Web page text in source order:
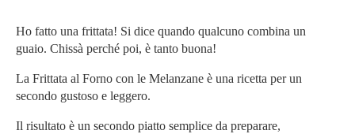
Ho fatto una frittata! Si dice quando qualcuno combina un
guaio. Chissà perché poi, è tanto buona!
La Frittata al Forno con le Melanzane è una ricetta per un
secondo gustoso e leggero.
Il risultato è un secondo piatto semplice da preparare,